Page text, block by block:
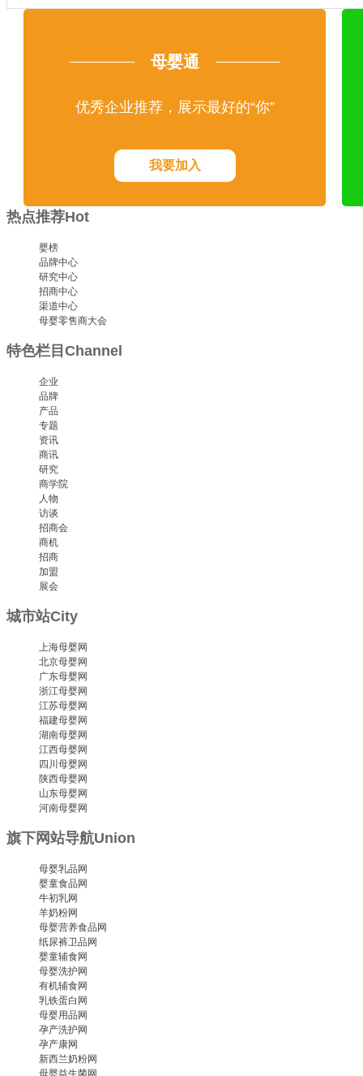
母婴通
优秀企业推荐，展示最好的“你”
我要加入
热点推荐Hot
婴榜
品牌中心
研究中心
招商中心
渠道中心
母婴零售商大会
特色栏目 Channel
企业
品牌
产品
专题
资讯
商讯
研究
商学院
人物
访谈
招商会
商机
招商
加盟
展会
城市站City
上海母婴网
北京母婴网
广东母婴网
浙江母婴网
江苏母婴网
福建母婴网
湖南母婴网
江西母婴网
四川母婴网
陕西母婴网
山东母婴网
河南母婴网
旗下网站导航Union
母婴乳品网
婴童食品网
牛初乳网
羊奶粉网
母婴营养食品网
纸尿裤卫品网
婴童辅食网
母婴洗护网
有机辅食网
乳铁蛋白网
母婴用品网
孕产洗护网
孕产康网
新西兰奶粉网
母婴益生菌网